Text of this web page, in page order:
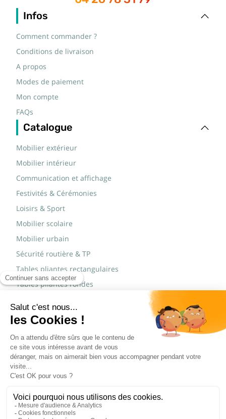
Infos
Comment commander ?
Conditions de livraison
A propos
Modes de paiement
Mon compte
FAQs
Catalogue
Mobilier extérieur
Mobilier intérieur
Communication et affichage
Festivités & Cérémonies
Loisirs & Sport
Mobilier scolaire
Mobilier urbain
Sécurité routière & TP
Tables pliantes rectangulaires
Tables pliantes rondes
Marques
JAD Groupe
Procity®
© Copyright 2015 - 2026,